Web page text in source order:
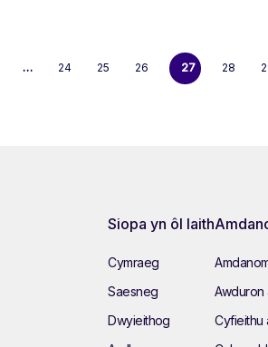
… 24 25 26 27 28
Siopa yn ôl Iaith
Cymraeg
Saesneg
Dwyieithog
Awduron
Cyfieithu